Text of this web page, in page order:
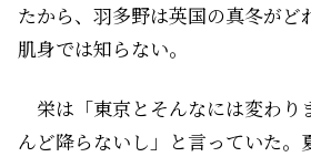
たから、羽多野は英国の真冬がど
肌身では知らない。
栄は「東京とそんなには変わり
んど降らないし」と言っていた。